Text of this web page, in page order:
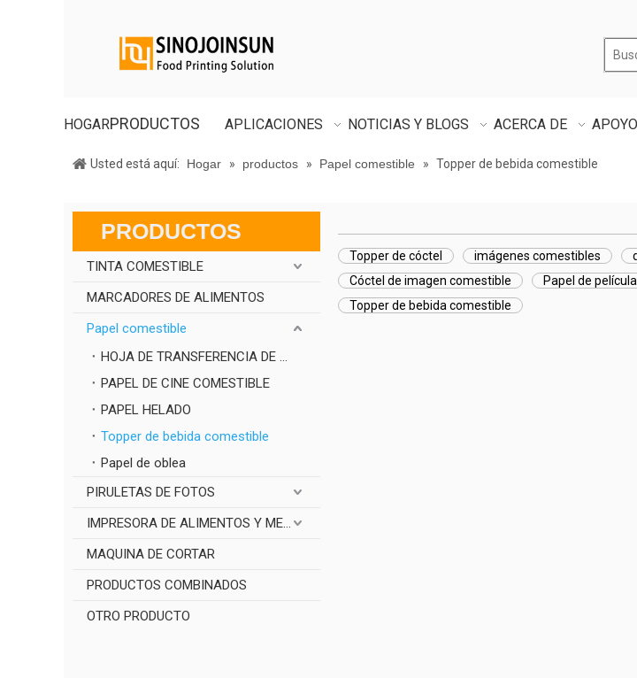
HOGARPRODUCTOS APLICACIONES NOTICIAS Y BLOGS ACERCA DE APOYO
Usted está aquí: Hogar » productos » Papel comestible » Topper de bebida comestible
PRODUCTOS
TINTA COMESTIBLE
MARCADORES DE ALIMENTOS
Papel comestible
HOJA DE TRANSFERENCIA DE CHOCOLATE
PAPEL DE CINE COMESTIBLE
PAPEL HELADO
Topper de bebida comestible
Papel de oblea
PIRULETAS DE FOTOS
IMPRESORA DE ALIMENTOS Y MEDICAMENTOS
MAQUINA DE CORTAR
PRODUCTOS COMBINADOS
OTRO PRODUCTO
Topper de cóctel imágenes comestibles
Cóctel de imagen comestible
Papel de
Topper de bebida comestible